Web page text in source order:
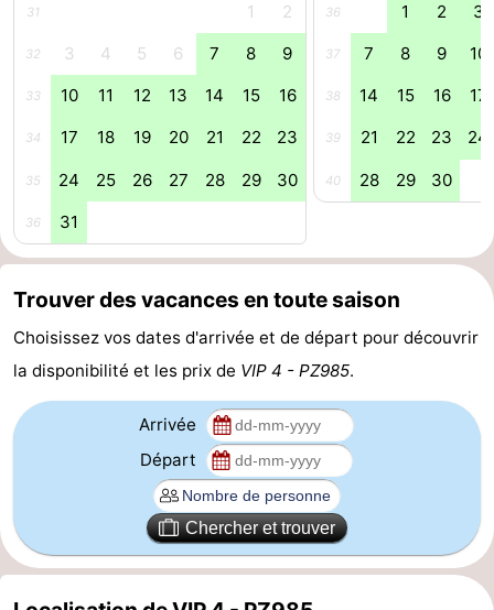
mini-
golf
bien-
être
villes
Nature
Visites
Piscines
Faire
du
vélo
-
Randonnée
-
Équitation
-
Terrains
-
Sportive
Equitation
Immersion
31 1 2
32 3 4 5 6 7 8 9
33 10 11 12 13 14 15 16
34 17 18 19 20 21 22 23
35 24 25 26 27 28 29 30
36 31
36 1 2 3
37 7 8 9 10
38 14 15 16 17
39 21 22 23 24
40 28 29 30
Trouver des vacances en toute saison
Choisissez vos dates d'arrivée et de départ pour découvrir
la disponibilité et les prix de VIP 4 - PZ985.
Arrivée
Départ
Chercher et trouver